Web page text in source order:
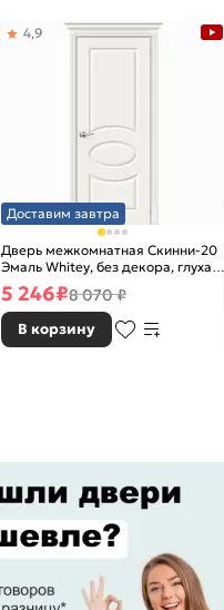
Доставим завтра
Дверь межкомнатная Скинни-20
Эмаль Whitey, без декора, глухая,
без стекла, без кромки, скиновая
4,9
5 246₽8 070 ₽
В корзину